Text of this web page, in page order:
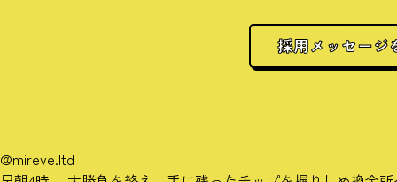
採用メッセージ
@mireve.ltd